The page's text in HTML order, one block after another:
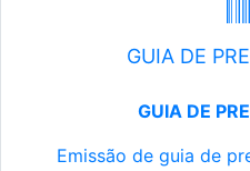
GUIA DE
GUIA DE
Emissão de guia de